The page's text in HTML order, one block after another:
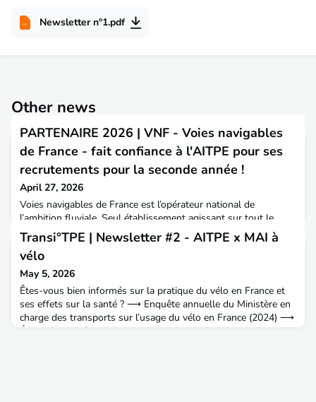
Newsletter n°1.pdf
Other news
PARTENAIRE 2026 | VNF - Voies navigables
de France - fait confiance à l'AITPE pour ses
recrutements pour la seconde année !
April 27, 2026
Voies navigables de France est l’opérateur national de
l’ambition fluviale. Seul établissement agissant sur tout le
territoire français, il est au cœur de l’écosystème du
fluvial dont il assure la gestion. VNF est à ce titre un acteur
central dans la promotion et le fonctionnement de la voie
d’eau.Le réseau navigable en France est constitué de 8 500 km
traversant l’ensemble du territoire. Avec la
Transi°TPE | Newsletter #2 - AITPE x MAI à
vélo
May 5, 2026
Êtes-vous bien informés sur la pratique du vélo en France et
ses effets sur la santé ? ⟶ Enquête annuelle du Ministère en
charge des transports sur l’usage du vélo en France (2024) ⟶
Étude de l’unité PACRI – Pasteur-Cnam sur les liens entre la